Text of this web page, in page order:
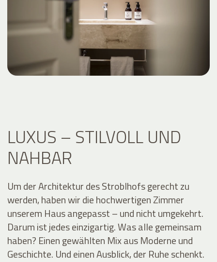
LUXUS – STILVOLL UND
NAHBAR
Um der Architektur des Stroblhofs gerecht zu
werden, haben wir die hochwertigen Zimmer
unserem Haus angepasst – und nicht umgekehrt.
Darum ist jedes einzigartig. Was alle gemeinsam
haben? Einen gewählten Mix aus Moderne und
Geschichte. Und einen Ausblick, der Ruhe schenkt.